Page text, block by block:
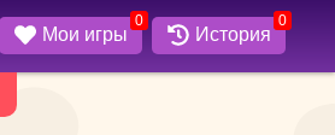
Мои игры
0
История
0